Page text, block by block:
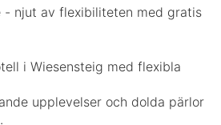
- njut av flexibiliteten med gratis
i Wiesensteig med flexibla
upplevelser och dolda pärlor